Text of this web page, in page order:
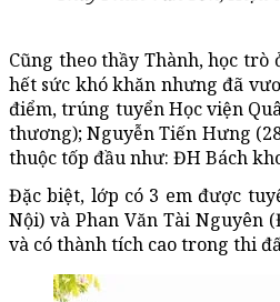
Cũng theo thầy Thành, học trò
hết sức khó khăn nhưng đã
điểm, trúng tuyển Học viện
thương); Nguyễn Tiến Hưng
thuộc tốp đầu như: ĐH Bách
Đặc biệt, lớp có 3 em được
Nội) và Phan Văn Tài Nguyên
và có thành tích cao trong thi